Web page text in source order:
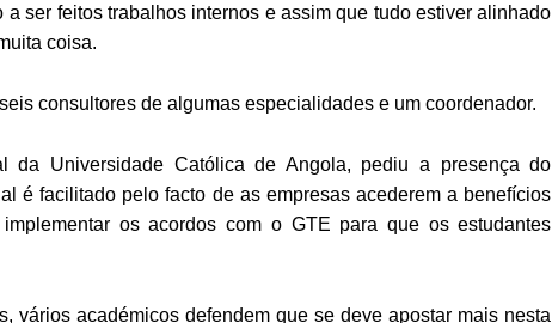
ser feitos trabalhos internos e assim que tudo estiver alinhado
coisa.
consultores de algumas especialidades e um coordenador.
da Universidade Católica de Angola, pediu a presença do
é facilitado pelo facto de as empresas acederem a benefícios
os acordos com o GTE para que os estudantes
vários académicos defendem que se deve apostar mais nesta